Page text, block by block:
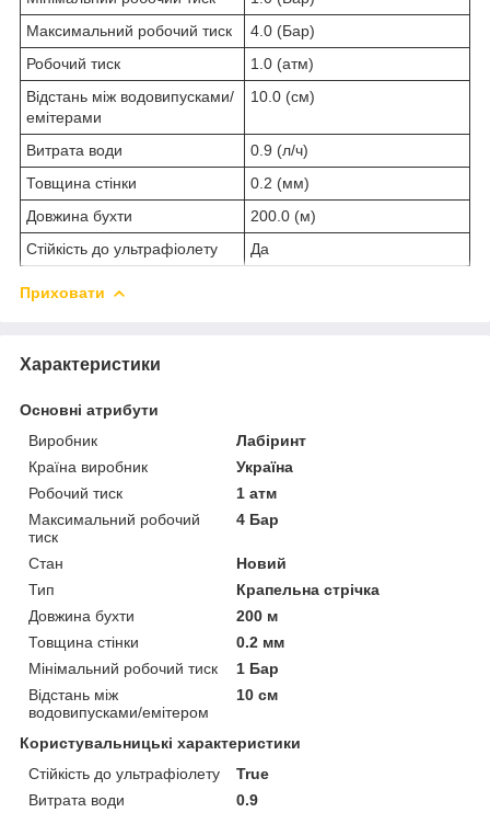
Максимальний робочий тиск
4.0 (Бар)
Робочий тиск
1.0 (атм)
Відстань між водовипусками/
емітерами
10.0 (см)
Витрата води
0.9 (л/ч)
Товщина стінки
0.2 (мм)
Довжина бухти
200.0 (м)
Стійкість до ультрафіолету
Да
Приховати
Характеристики
Основні атрибути
Виробник
Лабіринт
Країна виробник
Україна
Робочий тиск
1 атм
Максимальний робочий
тиск
4 Бар
Стан
Новий
Тип
Крапельна стрічка
Довжина бухти
200 м
Товщина стінки
0.2 мм
Мінімальний робочий тиск
1 Бар
Відстань між
водовипусками/емітером
10 см
Користувальницькі характеристики
Стійкість до ультрафіолету
True
Витрата води
0.9